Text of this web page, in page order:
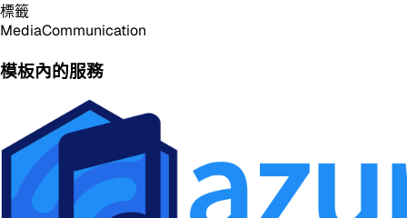
標籤
MediaCommunication
模板內的服務